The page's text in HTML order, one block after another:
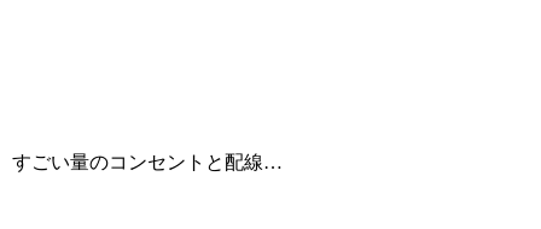
すごい量のコンセントと配線…